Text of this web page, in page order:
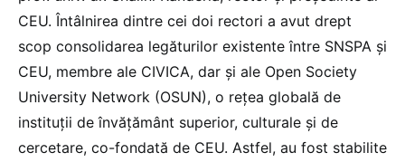
CEU. Întâlnirea dintre cei doi rectori a avut drept
scop consolidarea legăturilor existente între SNSPA și
CEU, membre ale CIVICA, dar și ale Open Society
University Network (OSUN), o rețea globală de
instituții de învățământ superior, culturale și de
cercetare, co-fondată de CEU. Astfel, au fost stabilite